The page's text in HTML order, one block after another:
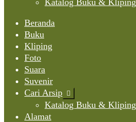
Katalog Buku & Kliping
Beranda
Buku
Kliping
Foto
Suara
Suvenir
Cari Arsip Expand
child
menu
Katalog Buku & Kliping
Alamat